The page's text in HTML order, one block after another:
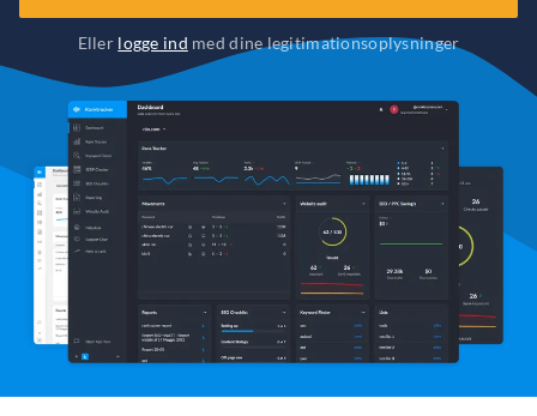
Eller logge ind med dine legitimationsoplysninger